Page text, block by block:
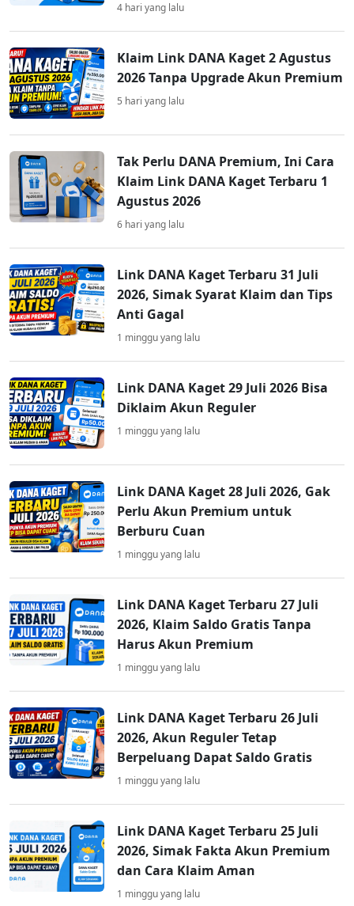
4 hari yang lalu
Klaim Link DANA Kaget 2 Agustus
2026 Tanpa Upgrade Akun Premium
5 hari yang lalu
Tak Perlu DANA Premium, Ini Cara
Klaim Link DANA Kaget Terbaru 1
Agustus 2026
6 hari yang lalu
Link DANA Kaget Terbaru 31 Juli
2026, Simak Syarat Klaim dan Tips
Anti Gagal
1 minggu yang lalu
Link DANA Kaget 29 Juli 2026 Bisa
Diklaim Akun Reguler
1 minggu yang lalu
Link DANA Kaget 28 Juli 2026, Gak
Perlu Akun Premium untuk
Berburu Cuan
1 minggu yang lalu
Link DANA Kaget Terbaru 27 Juli
2026, Klaim Saldo Gratis Tanpa
Harus Akun Premium
1 minggu yang lalu
Link DANA Kaget Terbaru 26 Juli
2026, Akun Reguler Tetap
Berpeluang Dapat Saldo Gratis
1 minggu yang lalu
Link DANA Kaget Terbaru 25 Juli
2026, Simak Fakta Akun Premium
dan Cara Klaim Aman
1 minggu yang lalu